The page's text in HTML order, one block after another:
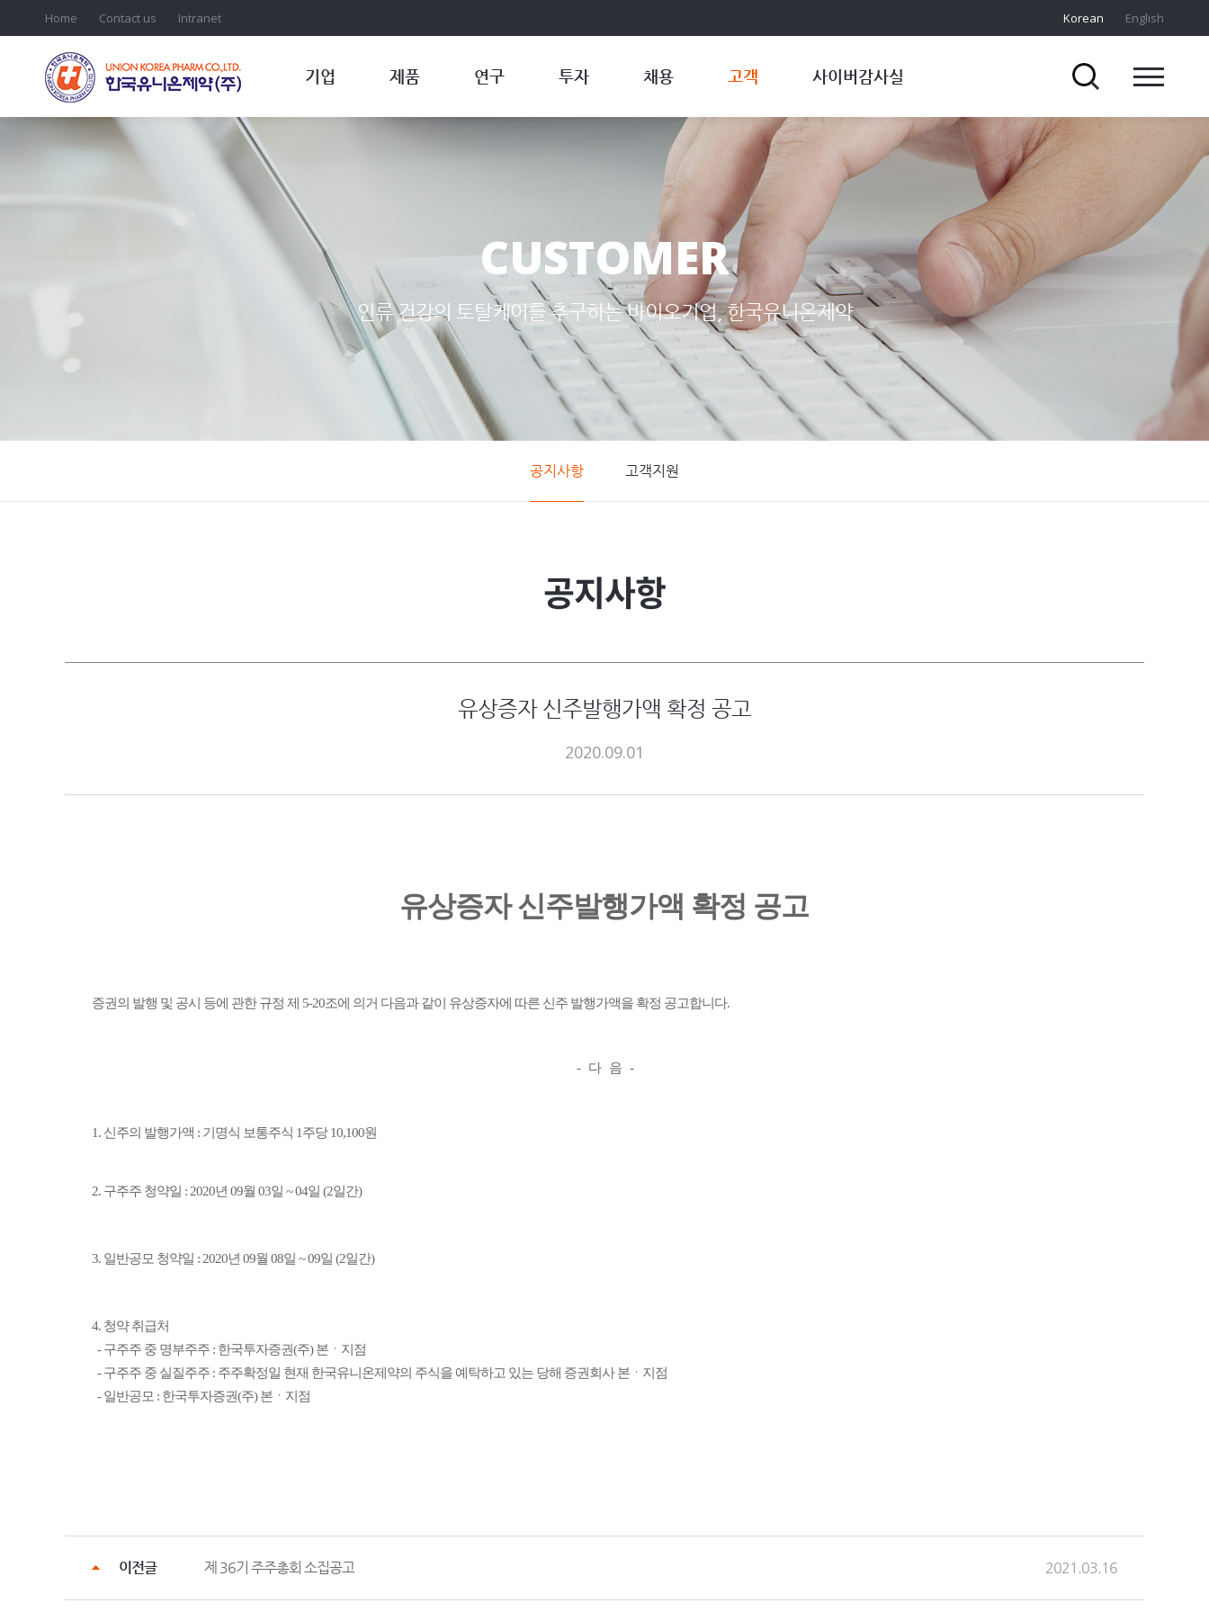
Home Contact us Intranet Korean English
기업 제품 연구 투자 채용 고객 사이버감사실
CUSTOMER
인류 건강의 토탈케어를 추구하는 바이오기업,한국유니온제약
공지사항 고객지원
공지사항
유상증자 신주발행가액 확정 공고
2020.09.01
유상증자 신주발행가액 확정 공고
증권의 발행 및 공시 등에 관한 규정 제 5-20조에 의거 다음과 같이 유상증자에 따른 신주 발행가액을 확정 공고합니다.
- 다 음 -
1. 신주의 발행가액 : 기명식 보통주식 1주당 10,100원
2. 구주주 청약일 : 2020년 09월 03일 ~ 04일 (2일간)
3. 일반공모 청약일 : 2020년 09월 08일 ~ 09일 (2일간)
4. 청약 취급처
- 구주주 중 명부주주 : 한국투자증권(주) 본ㆍ지점
- 구주주 중 실질주주 : 주주확정일 현재 한국유니온제약의 주식을 예탁하고 있는 당해 증권회사 본ㆍ지점
- 일반공모 : 한국투자증권(주) 본ㆍ지점
이전글 제 36기 주주총회 소집공고 2021.03.16